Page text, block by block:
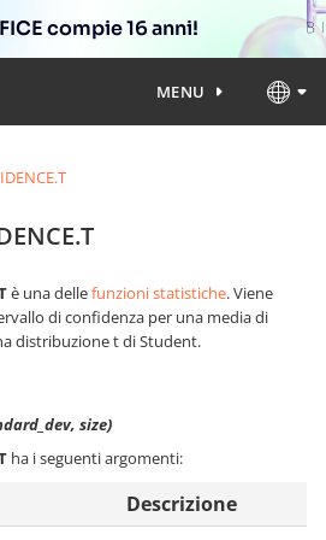
compie 16 anni!
MENU
è una dellefunzioni statistiche. Viene
di confidenza per una media di
distribuzione t di Student.
size)
ha i seguenti argomenti:
Descrizione